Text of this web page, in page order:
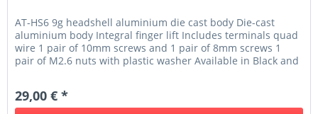
AT-HS6 9g headshell aluminium die cast body Die-cast
aluminium body Integral finger lift Includes terminals quad
wire 1 pair of 10mm screws and 1 pair of 8mm screws 1
pair of M2.6 nuts with plastic washer Available in Black and
29,00 € *